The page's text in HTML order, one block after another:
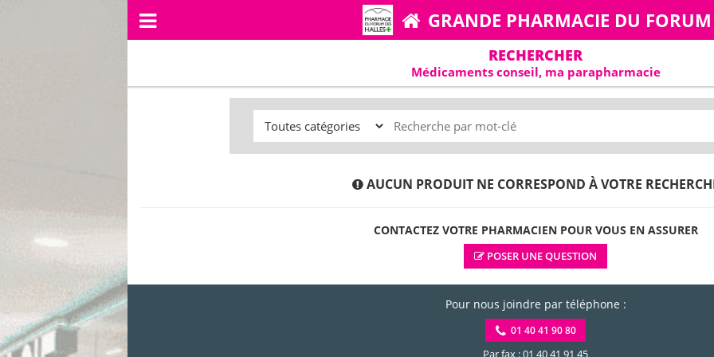
GRANDE PHARMACIE DU FORUM
RECHERCHER
Médicaments conseil, ma parapharmacie
AUCUN PRODUIT NE CORRESPOND À VOTRE
CONTACTEZ VOTRE PHARMACIEN POUR VOUS EN ASSURER
POSER UNE QUESTION
Pour nous joindre par téléphone :
01 40 41 90 80